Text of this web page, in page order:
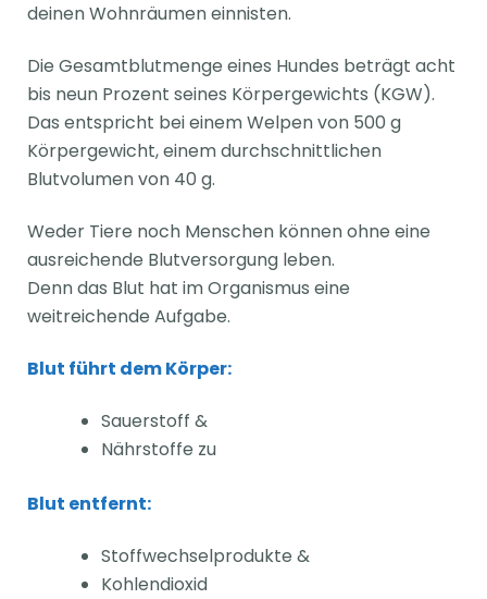
deinen Wohnräumen einnisten.
Die Gesamtblutmenge eines Hundes beträgt acht
bis neun Prozent seines Körpergewichts (KGW).
Das entspricht bei einem Welpen von 500 g
Körpergewicht, einem durchschnittlichen
Blutvolumen von 40 g.
Weder Tiere noch Menschen können ohne eine
ausreichende Blutversorgung leben.
Denn das Blut hat im Organismus eine
weitreichende Aufgabe.
Blut führt dem Körper:
Sauerstoff &
Nährstoffe zu
Blut entfernt:
Stoffwechselprodukte &
Kohlendioxid